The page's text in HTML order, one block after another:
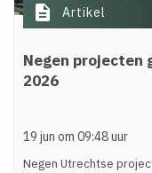
description Artikel
Negen projecten
2026
19 jun om 09:48 uur
Negen Utrechtse